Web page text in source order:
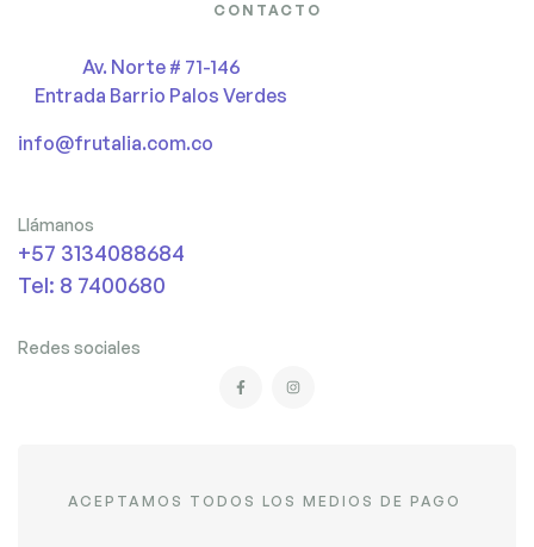
CONTACTO
Av. Norte # 71-146
Entrada Barrio Palos Verdes
info@frutalia.com.co
Llámanos
+57 3134088684
Tel: 8 7400680
Redes sociales
ACEPTAMOS TODOS LOS MEDIOS DE PAGO